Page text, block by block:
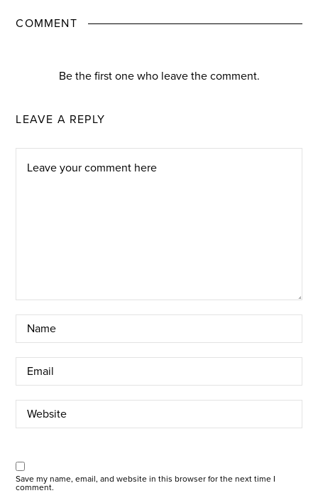
COMMENT
Be the first one who leave the comment.
LEAVE A REPLY
Save my name, email, and website in this browser for the next time I
comment.